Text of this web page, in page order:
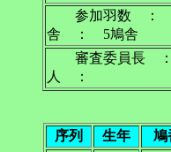
参加羽数
舎 ： 5鳩舎
審査委員
人 ：
序列 生年 鳩